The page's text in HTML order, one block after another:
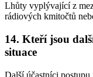
Lhůty vyplývající z
rádiových kmitočtů
14. Kteří jsou
situace
Další účastníci postupu